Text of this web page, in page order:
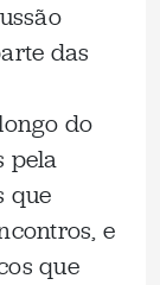
das
do
pela
que
e
que